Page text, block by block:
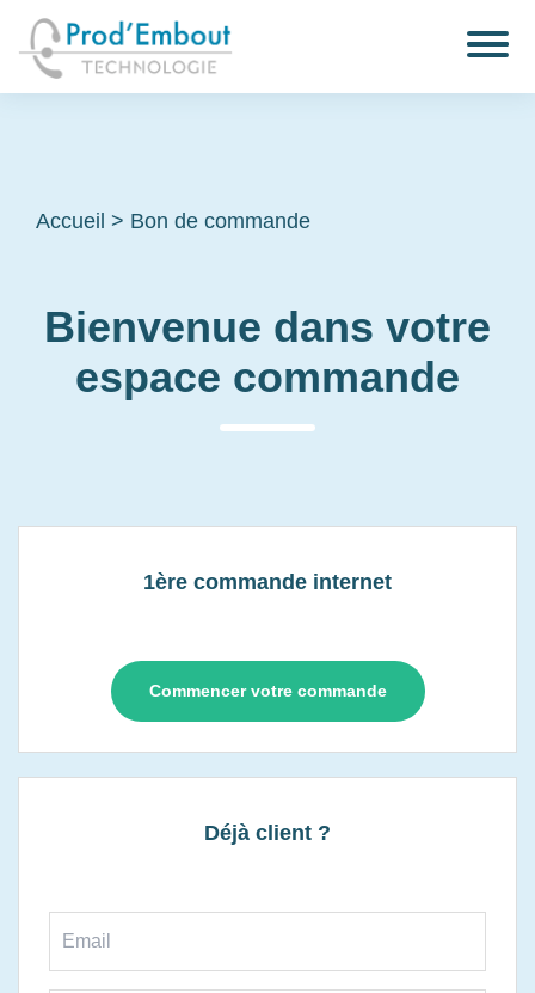
Accueil > Bon de commande
Bienvenue dans votre
espace commande
1ère commande internet
Commencer votre commande
Déjà client ?